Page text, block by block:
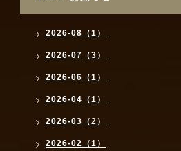
2026-08（1）
2026-07（3）
2026-06（1）
2026-04（1）
2026-03（2）
2026-02（1）